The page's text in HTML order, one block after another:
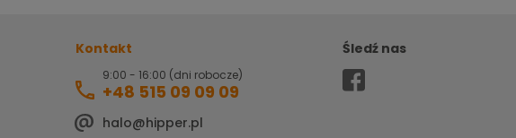
Kontakt
9:00 - 16:00 (dni robocze)
+48 515 09 09 09
halo@hipper.pl
Śledź nas